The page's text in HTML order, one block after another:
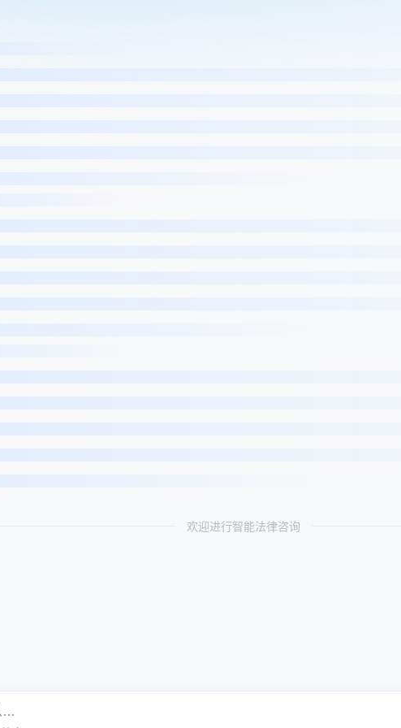
欢迎进行智能法律咨询